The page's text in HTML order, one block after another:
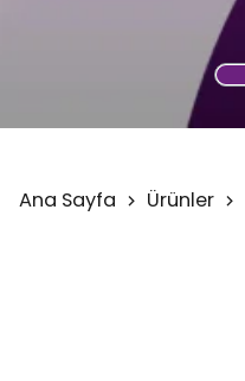
Ana Sayfa Ürünler